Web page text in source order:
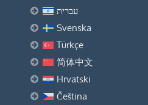
עברית
Svenska
Türkçe
简体中文
Hrvatski
Čeština